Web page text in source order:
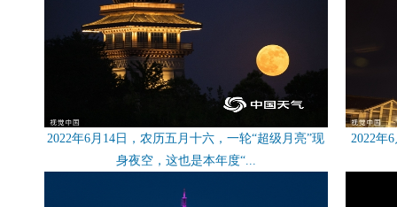
2022年6月14日，农历五月十六，一轮“超级月亮”现
身夜空，这也是本年度“...
2022年